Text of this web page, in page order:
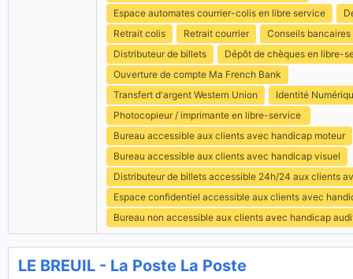
Espace automates courrier-colis en libre service
Retrait colis
Retrait courrier
Conseils bancaires
Distributeur de billets
Dépôt de chèques en libre-
Ouverture de compte Ma French Bank
Transfert d'argent Western Union
Identité
Photocopieur / imprimante en libre-service
Bureau accessible aux clients avec handicap moteur
Bureau accessible aux clients avec handicap visuel
Distributeur de billets accessible 24h/24 aux clients
Espace confidentiel accessible aux clients avec
Bureau non accessible aux clients avec handicap
LE BREUIL - La Poste La Poste